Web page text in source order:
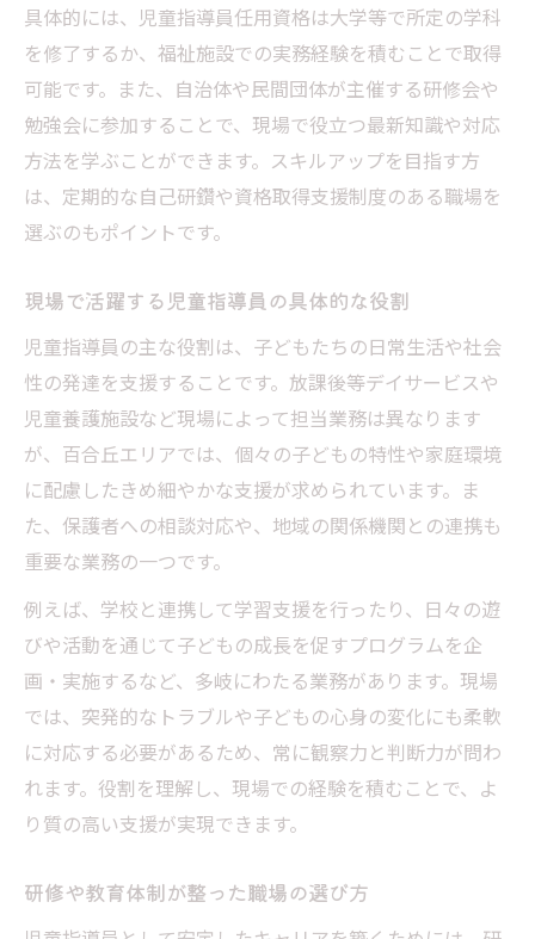
具体的には、児童指導員任用資格は大学等で所定の学科
を修了するか、福祉施設での実務経験を積むことで取得
可能です。また、自治体や民間団体が主催する研修会や
勉強会に参加することで、現場で役立つ最新知識や対応
方法を学ぶことができます。スキルアップを目指す方
は、定期的な自己研鑽や資格取得支援制度のある職場を
選ぶのもポイントです。
現場で活躍する児童指導員の具体的な役割
児童指導員の主な役割は、子どもたちの日常生活や社会
性の発達を支援することです。放課後等デイサービスや
児童養護施設など現場によって担当業務は異なります
が、百合丘エリアでは、個々の子どもの特性や家庭環境
に配慮したきめ細やかな支援が求められています。ま
た、保護者への相談対応や、地域の関係機関との連携も
重要な業務の一つです。
例えば、学校と連携して学習支援を行ったり、日々の遊
びや活動を通じて子どもの成長を促すプログラムを企
画・実施するなど、多岐にわたる業務があります。現場
では、突発的なトラブルや子どもの心身の変化にも柔軟
に対応する必要があるため、常に観察力と判断力が問わ
れます。役割を理解し、現場での経験を積むことで、よ
り質の高い支援が実現できます。
研修や教育体制が整った職場の選び方